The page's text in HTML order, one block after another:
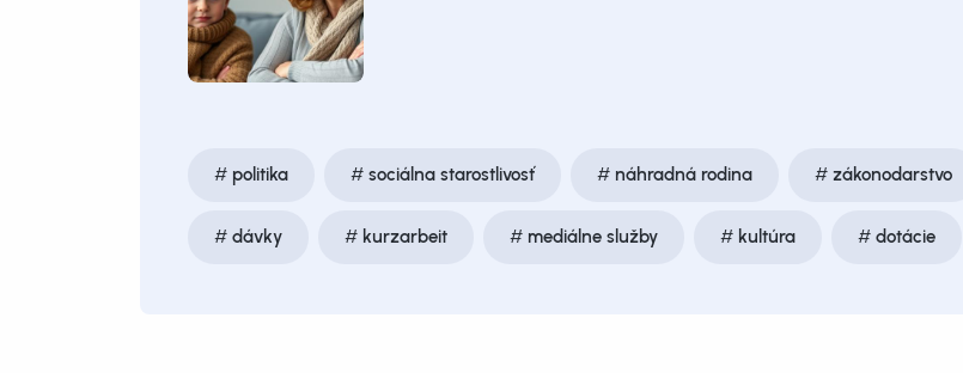
politika sociálna starostlivosť náhradná rodina zákonodarstvo
dávky kurzarbeit mediálne služby kultúra dotácie